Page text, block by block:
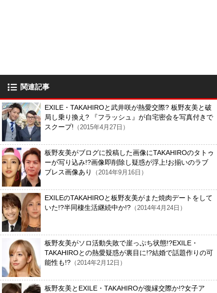
関連記事
EXILE・TAKAHIROと武井咲が熱愛交際? 板野友美と破
局し乗り換え? 『フラッシュ』が自宅密会を写真付きで
スクープ! （2015年4月27日）
板野友美がブログに投稿した画像にTAKAHIROのタトゥ
ーが写り込み!?画像即削除し疑惑が浮上!お揃いのラブ
ブレス画像あり
（2014年9月16日）
EXILEのTAKAHIROと板野友美がまた焼肉デートをして
いた!?半同棲生活継続中か!? （2014年4月24日）
板野友美がソロ活動失敗で崖っぷち状態!?EXILE・
TAKAHIROとの熱愛疑惑が裏目に!?結婚で話題作りの可
能性も!? （2014年2月12日）
板野友美とEXILE・TAKAHIROが復縁交際か!?女子ア